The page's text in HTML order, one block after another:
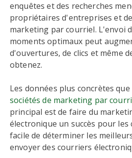
enquêtes et des recherches
propriétaires d'entreprises et
marketing par courriel. L'envoi
moments optimaux peut
d'ouvertures, de clics et même
obtenez.
Les données plus concrètes
sociétés de marketing par
principal est de faire du
électronique un succès pour les
facile de déterminer les
envoyer des courriers